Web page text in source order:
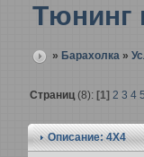
Тюнинг
» Барахолка»
Страниц(8): [1] 2 3 4 5
Описание: 4Х4